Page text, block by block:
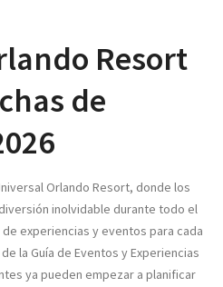
Resort
de
Orlando Resort, donde los
inolvidable durante todo el
experiencias y eventos para cada
la Guía de Eventos y Experiencias
ya pueden empezar a planificar